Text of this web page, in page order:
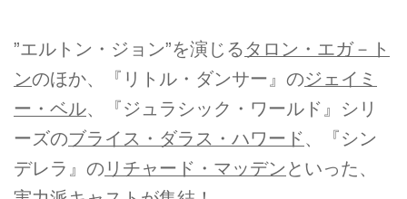
”エルトン・ジョン”を演じるタロン・エガ－ト
ンのほか、『リトル・ダンサー』のジェイミ
ー・ベル、『ジュラシック・ワールド』シリ
ーズのブライス・ダラス・ハワード 、『シン
デレラ』の リチャード・マッデン といった、